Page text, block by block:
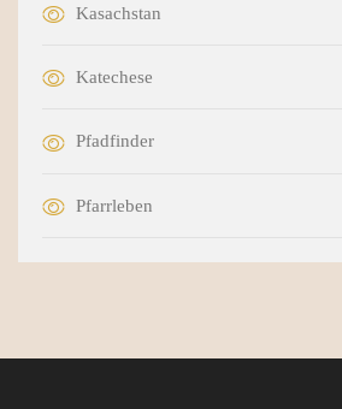
Kasachstan
Katechese
Pfadfinder
Pfarrleben